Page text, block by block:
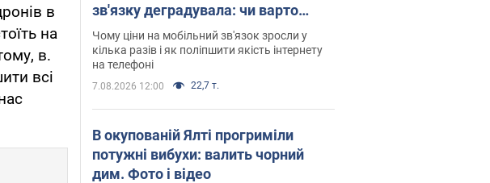
в
на
в.
всі
зв'язку деградувала: чи варто
скаржитись на ціни
Чому ціни на мобільний зв'язок зросли у
кілька разів і як поліпшити якість інтернету
на телефоні
7.08.2026 12:00 22,7 т.
В окупованій Ялті прогриміли
потужні вибухи: валить чорний
дим. Фото і відео